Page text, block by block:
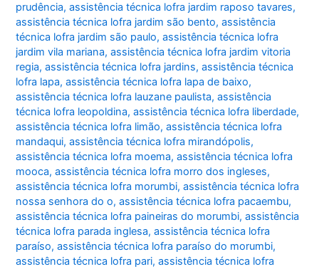
prudência,assistência técnica lofra jardim raposo tavares,
assistência técnica lofra jardim são bento,assistência
técnica lofra jardim são paulo,assistência técnica lofra
jardim vila mariana,assistência técnica lofra jardim vitoria
regia,assistência técnica lofra jardins,assistência técnica
lofra lapa,assistência técnica lofra lapa de baixo,
assistência técnica lofra lauzane paulista,assistência
técnica lofra leopoldina,assistência técnica lofra liberdade,
assistência técnica lofra limão,assistência técnica lofra
mandaqui,assistência técnica lofra mirandópolis,
assistência técnica lofra moema,assistência técnica lofra
mooca,assistência técnica lofra morro dos ingleses,
assistência técnica lofra morumbi,assistência técnica lofra
nossa senhora do o,assistência técnica lofra pacaembu,
assistência técnica lofra paineiras do morumbi,assistência
técnica lofra parada inglesa,assistência técnica lofra
paraíso,assistência técnica lofra paraíso do morumbi,
assistência técnica lofra pari,assistência técnica lofra